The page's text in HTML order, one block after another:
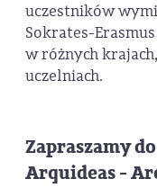
uczestników
Sokrates-
w różnych
uczelniach.
Zapraszamy
Arquideas -